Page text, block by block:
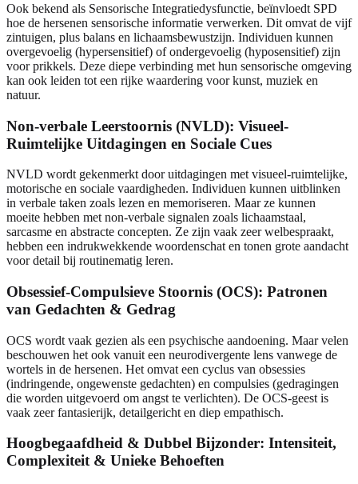
Ook bekend als Sensorische Integratiedysfunctie, beïnvloedt SPD
hoe de hersenen sensorische informatie verwerken. Dit omvat de vijf
zintuigen, plus balans en lichaamsbewustzijn. Individuen kunnen
overgevoelig (hypersensitief) of ondergevoelig (hyposensitief) zijn
voor prikkels. Deze diepe verbinding met hun sensorische omgeving
kan ook leiden tot een rijke waardering voor kunst, muziek en
natuur.
Non-verbale Leerstoornis (NVLD): Visueel-
Ruimtelijke Uitdagingen en Sociale Cues
NVLD wordt gekenmerkt door uitdagingen met visueel-ruimtelijke,
motorische en sociale vaardigheden. Individuen kunnen uitblinken
in verbale taken zoals lezen en memoriseren. Maar ze kunnen
moeite hebben met non-verbale signalen zoals lichaamstaal,
sarcasme en abstracte concepten. Ze zijn vaak zeer welbespraakt,
hebben een indrukwekkende woordenschat en tonen grote aandacht
voor detail bij routinematig leren.
Obsessief-Compulsieve Stoornis (OCS): Patronen
van Gedachten & Gedrag
OCS wordt vaak gezien als een psychische aandoening. Maar velen
beschouwen het ook vanuit een neurodivergente lens vanwege de
wortels in de hersenen. Het omvat een cyclus van obsessies
(indringende, ongewenste gedachten) en compulsies (gedragingen
die worden uitgevoerd om angst te verlichten). De OCS-geest is
vaak zeer fantasierijk, detailgericht en diep empathisch.
Hoogbegaafdheid & Dubbel Bijzonder: Intensiteit,
Complexiteit & Unieke Behoeften